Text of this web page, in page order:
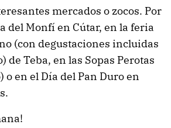
mercados o zocos. Por
del Monfí en Cútar, en la feria
(con degustaciones incluidas
de Teba, en las Sopas Perotas
o en el Día del Pan Duro en